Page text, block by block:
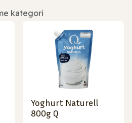
kategori
Yoghurt Naturell
800g Q